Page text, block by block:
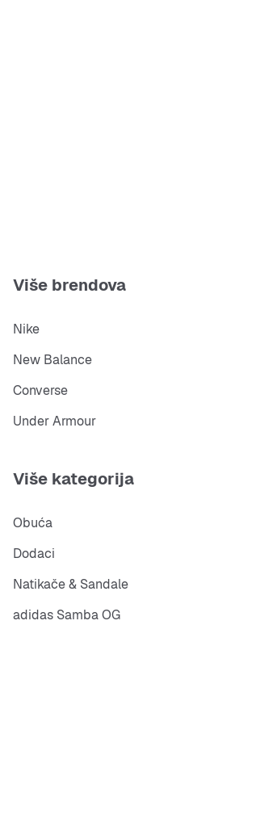
Više brendova
Nike
New Balance
Converse
Under Armour
Više kategorija
Obuća
Dodaci
Natikače & Sandale
adidas Samba OG